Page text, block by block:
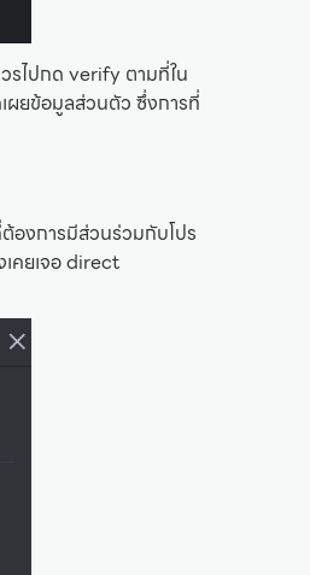
รไปกด verify ตามที่ใน
เผยข้อมูลส่วนตัว ซึ่งการที่
งการมีส่วนร่วมกับโปร
คยเจอ direct